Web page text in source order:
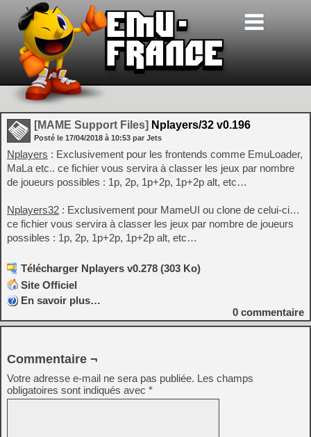
[MAME Support Files] Nplayers/32 v0.196
Posté le 17/04/2018 à 10:53 par Jets
Nplayers : Exclusivement pour les frontends comme EmuLoader,
MaLa etc.. ce fichier vous servira à classer les jeux par nombre
de joueurs possibles : 1p, 2p, 1p+2p, 1p+2p alt, etc…
Nplayers32 : Exclusivement pour MameUI ou clone de celui-ci…
ce fichier vous servira à classer les jeux par nombre de joueurs
possibles : 1p, 2p, 1p+2p, 1p+2p alt, etc…
Télécharger Nplayers v0.278 (303 Ko)
Site Officiel
En savoir plus…
0 commentaire
Commentaire ¬
Votre adresse e-mail ne sera pas publiée. Les champs
obligatoires sont indiqués avec *